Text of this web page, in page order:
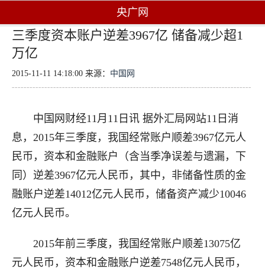
央广网
三季度资本账户逆差3967亿 储备减少超1
万亿
2015-11-11 14:18:00 来源： 中国网
中国网财经11月11日讯 据外汇局网站11日消
息，2015年三季度，我国经常账户顺差3967亿元人
民币，资本和金融账户（含当季净误差与遗漏，下
同）逆差3967亿元人民币，其中，非储备性质的金
融账户逆差14012亿元人民币，储备资产减少10046
亿元人民币。
2015年前三季度，我国经常账户顺差13075亿
元人民币，资本和金融账户逆差7548亿元人民币，